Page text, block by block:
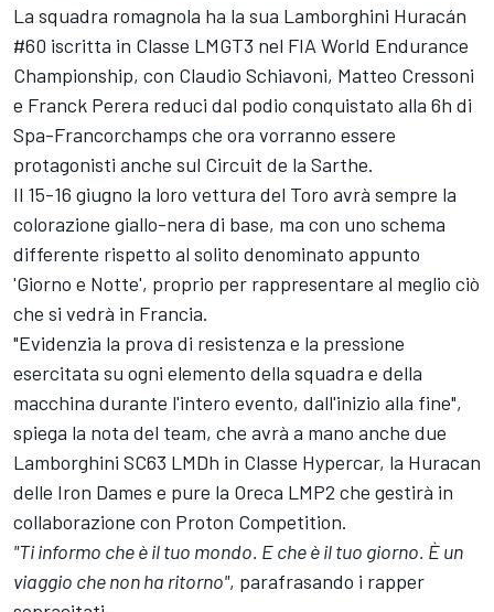
La squadra romagnola ha la sua Lamborghini Huracán
#60 iscritta in Classe LMGT3 nel FIA World Endurance
Championship, con Claudio Schiavoni, Matteo Cressoni
e Franck Perera reduci dal podio conquistato alla 6h di
Spa-Francorchamps che ora vorranno essere
protagonisti anche sul Circuit de la Sarthe.
Il 15-16 giugno la loro vettura del Toro avrà sempre la
colorazione giallo-nera di base, ma con uno schema
differente rispetto al solito denominato appunto
'Giorno e Notte', proprio per rappresentare al meglio ciò
che si vedrà in Francia.
"Evidenzia la prova di resistenza e la pressione
esercitata su ogni elemento della squadra e della
macchina durante l'intero evento, dall'inizio alla fine",
spiega la nota del team, che avrà a mano anche due
Lamborghini SC63 LMDh in Classe Hypercar, la Huracan
delle Iron Dames e pure la Oreca LMP2 che gestirà in
collaborazione con Proton Competition.
"Ti informo che è il tuo mondo. E che è il tuo giorno. È un
viaggio che non ha ritorno", parafrasando i rapper